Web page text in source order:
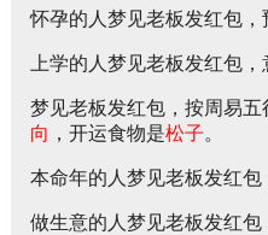
怀孕的人梦见老板发红包，
上学的人梦见老板发红包
梦见老板发红包，按周易
向 ，开运食物是松子。
本命年的人梦见老板发红包
做生意的人梦见老板发红包